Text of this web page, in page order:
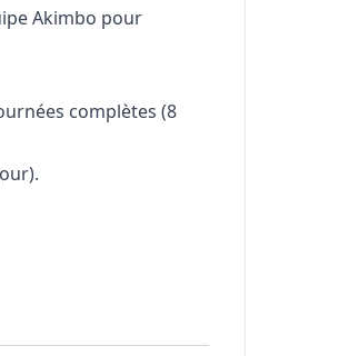
Akimbo pour
complètes (8